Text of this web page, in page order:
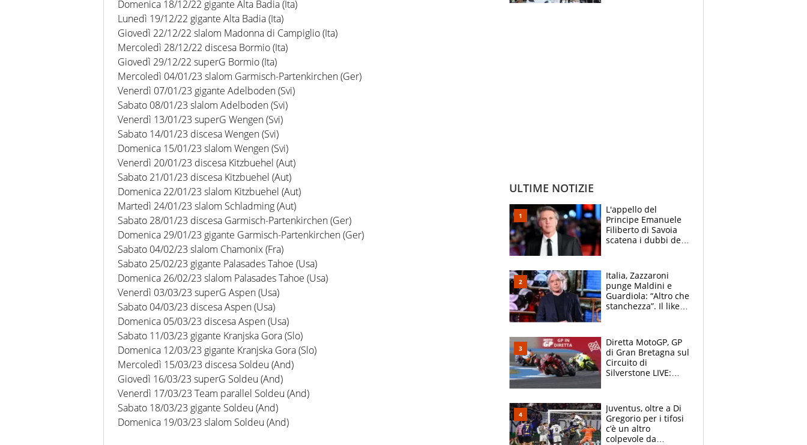
Domenica 18/12/22 gigante Alta Badia (Ita)
Lunedì 19/12/22 gigante Alta Badia (Ita)
Giovedì 22/12/22 slalom Madonna di Campiglio (Ita)
Mercoledì 28/12/22 discesa Bormio (Ita)
Giovedì 29/12/22 superG Bormio (Ita)
Mercoledì 04/01/23 slalom Garmisch-Partenkirchen (Ger)
Venerdì 07/01/23 gigante Adelboden (Svi)
Sabato 08/01/23 slalom Adelboden (Svi)
Venerdì 13/01/23 superG Wengen (Svi)
Sabato 14/01/23 discesa Wengen (Svi)
Domenica 15/01/23 slalom Wengen (Svi)
Venerdì 20/01/23 discesa Kitzbuehel (Aut)
Sabato 21/01/23 discesa Kitzbuehel (Aut)
Domenica 22/01/23 slalom Kitzbuehel (Aut)
Martedì 24/01/23 slalom Schladming (Aut)
Sabato 28/01/23 discesa Garmisch-Partenkirchen (Ger)
Domenica 29/01/23 gigante Garmisch-Partenkirchen (Ger)
Sabato 04/02/23 slalom Chamonix (Fra)
Sabato 25/02/23 gigante Palasades Tahoe (Usa)
Domenica 26/02/23 slalom Palasades Tahoe (Usa)
Venerdì 03/03/23 superG Aspen (Usa)
Sabato 04/03/23 discesa Aspen (Usa)
Domenica 05/03/23 discesa Aspen (Usa)
Sabato 11/03/23 gigante Kranjska Gora (Slo)
Domenica 12/03/23 gigante Kranjska Gora (Slo)
Mercoledì 15/03/23 discesa Soldeu (And)
Giovedì 16/03/23 superG Soldeu (And)
Venerdì 17/03/23 Team parallel Soldeu (And)
Sabato 18/03/23 gigante Soldeu (And)
Domenica 19/03/23 slalom Soldeu (And)
ULTIME NOTIZIE
L'appello del
Principe Emanuele
Filiberto di Savoia
scatena i dubbi dei
Italia, Zazzaroni
punge Maldini e
Guardiola: “Altro che
stanchezza”. Il like
Diretta MotoGP, GP
di Gran Bretagna sul
Circuito di
Silverstone LIVE:
Bezzecchi alle spalle
Juventus, oltre a Di
Gregorio per i tifosi
c’è un altro
colpevole da